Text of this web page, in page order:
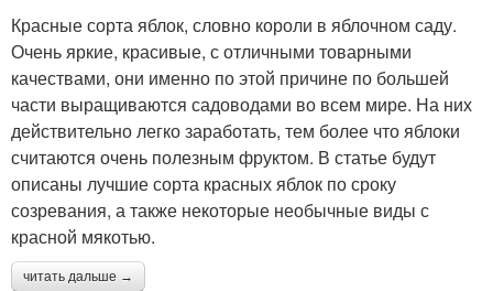
Красные сорта яблок, словно короли в яблочном саду.
Очень яркие, красивые, с отличными товарными
качествами, они именно по этой причине по большей
части выращиваются садоводами во всем мире. На них
действительно легко заработать, тем более что яблоки
считаются очень полезным фруктом. В статье будут
описаны лучшие сорта красных яблок по сроку
созревания, а также некоторые необычные виды с
красной мякотью.
читать дальше →